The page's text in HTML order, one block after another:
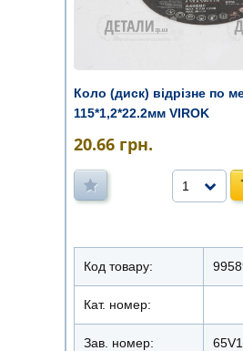
Коло (диск) відрізне по
115*1,2*22.2мм VIROK
20.66 грн.
1
Код товару:
Кат. номер:
Зав. номер: